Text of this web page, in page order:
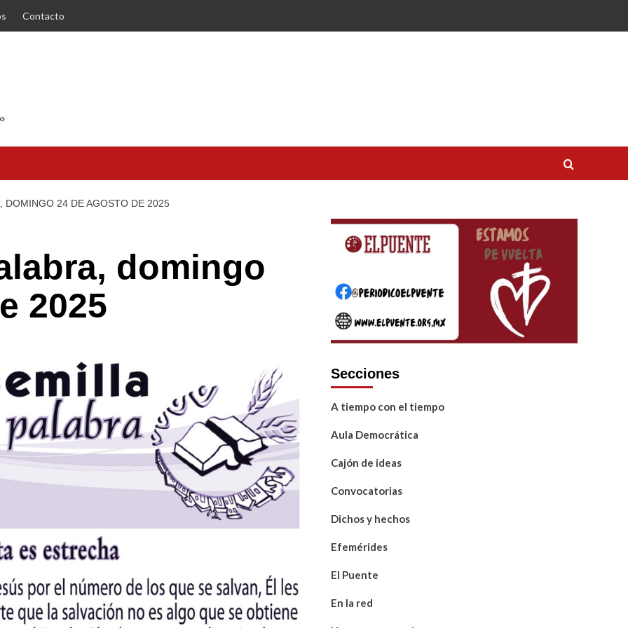
Contacto
DOMINGO 24 DE AGOSTO DE 2025
domingo
2025
Secciones
A tiempo con el tiempo
Aula Democrática
Cajón de ideas
Convocatorias
Dichos y hechos
Efemérides
El Puente
En la red